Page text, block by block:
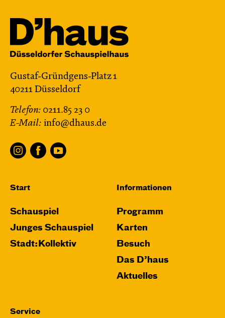
Gustaf-Gründgens-Platz 1
40211 Düsseldorf
Telefon: 0211.85 23 0
E-Mail: info@dhaus.de
Start
Schauspiel
Junges Schauspiel
Stadt:Kollektiv
Informationen
Programm
Karten
Besuch
Das D’haus
Aktuelles
Service